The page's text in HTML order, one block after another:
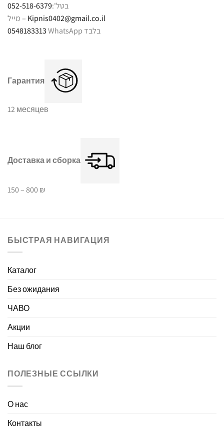
בטל':052-518-6379
מייל – Kipnis0402@gmail.co.il
0548183313
WhatsApp בלבד
Гарантия
12 месяцев
Доставка и сборка
150 – 800 ₪
БЫСТРАЯ НАВИГАЦИЯ
Каталог
Без ожидания
ЧАВО
Акции
Наш блог
ПОЛЕЗНЫЕ ССЫЛКИ
О нас
Контакты